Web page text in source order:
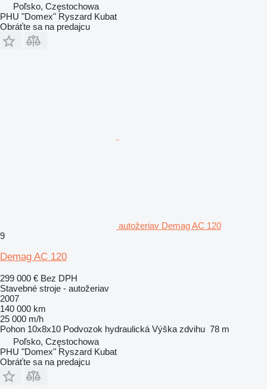
Poľsko, Częstochowa
PHU "Domex" Ryszard Kubat
Obráťte sa na predajcu
autožeriav Demag AC 120
9
Demag AC 120
299 000 € Bez DPH
Stavebné stroje - autožeriav
2007
140 000 km
25 000 m/h
Pohon 10x8x10 Podvozok hydraulická Výška zdvihu 78 m
Poľsko, Częstochowa
PHU "Domex" Ryszard Kubat
Obráťte sa na predajcu